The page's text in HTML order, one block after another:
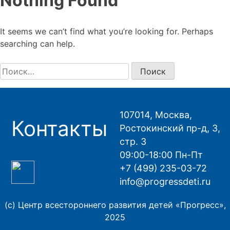
It seems we can’t find what you’re looking for. Perhaps
searching can help.
Найти:
Контакты
107014, Москва,
Ростокинский пр-д, 3,
стр. 3
09:00-18:00 Пн-Пт
+7 (499) 235-03-72
info@progressdeti.ru
(с) Центр всестороннего развития детей «Прогресс»,
2025